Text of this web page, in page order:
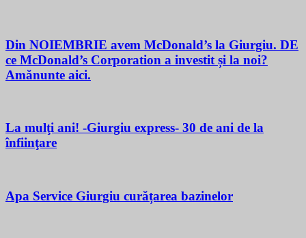
Din NOIEMBRIE avem McDonald’s la Giurgiu. DE
ce McDonald’s Corporation a investit și la noi?
Amănunte aici.
La mulţi ani! -Giurgiu express- 30 de ani de la
înfiinţare
Apa Service Giurgiu curățarea bazinelor